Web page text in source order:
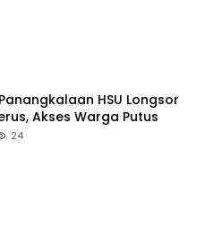
HSU Longsor
Akses Warga Putus
24